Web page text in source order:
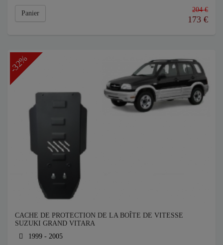
Panier 204 €
173 €
-32%
CACHE DE PROTECTION DE LA BOÎTE DE VITESSE
SUZUKI GRAND VITARA
1999 - 2005